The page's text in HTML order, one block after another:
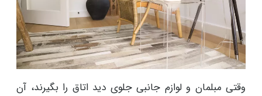
وقتی مبلمان و لوازم جانبی جلوی دید اتاق را بگیرند، آن